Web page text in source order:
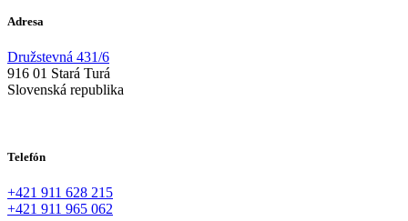
Adresa
Družstevná 431/6
916 01 Stará Turá
Slovenská republika
Telefón
+421 911 628 215
+421 911 965 062